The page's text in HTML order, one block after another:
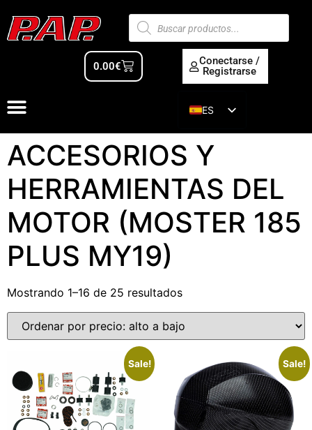
0.00€
Conectarse /
Registrarse
ES
EN
ACCESORIOS Y
HERRAMIENTAS DEL
MOTOR (MOSTER 185
PLUS MY19)
Mostrando 1–16 de 25 resultados
Sale! Sale!